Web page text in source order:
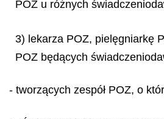
POZ u różnych
3) lekarza POZ, pielęgniarkę
POZ będących
- tworzących zespół POZ, o